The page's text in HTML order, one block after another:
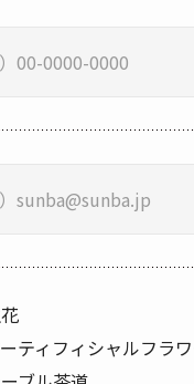
ティフィシャルフラ